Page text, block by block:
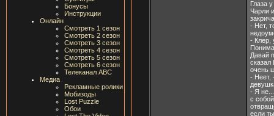
Бонусы
Инструкции
Онлайн
Смотреть 1 сезон
Смотреть 2 сезон
Смотреть 3 сезон
Смотреть 4 сезон
Смотреть 5 сезон
Смотреть 6 сезон
Телеканал ABC
Медиа
Рекламные ролики
Мобизоды
Lost Puzzle
Обои
Глаза
Чарли
- Нет,
- Клер,
Давай
сказал
очень
- Неет,
- Я
с
если